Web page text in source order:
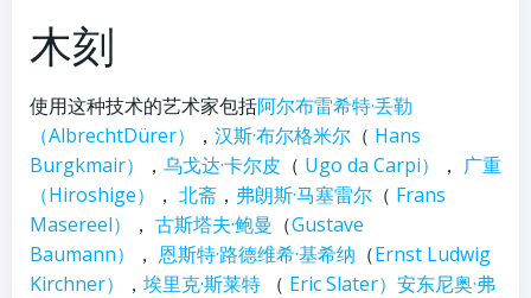
木刻
使用这种技术的艺术家包括阿尔布雷希特·丢勒
（AlbrechtDürer）
， 汉斯·布尔格米尔 （ Hans
Burgkmair）
， 乌戈达·卡尔皮 （ Ugo da Carpi） ， 广重
（Hiroshige）
， 北斋 ， 弗朗斯·马塞雷尔 （ Frans
Masereel）
， 古斯塔夫·鲍曼 （Gustave
Baumann）
， 恩斯特·路德维希·基希纳 （Ernst Ludwig
Kirchner）
， 埃里克·斯莱特 （ Eric Slater） 安东尼奥·弗